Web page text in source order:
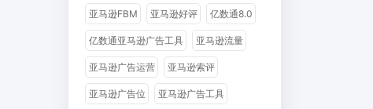
亚马逊FBM 亚马逊好评 亿数通8.0
亿数通亚马逊广告工具 亚马逊流量
亚马逊广告运营 亚马逊索评
亚马逊广告位 亚马逊广告工具